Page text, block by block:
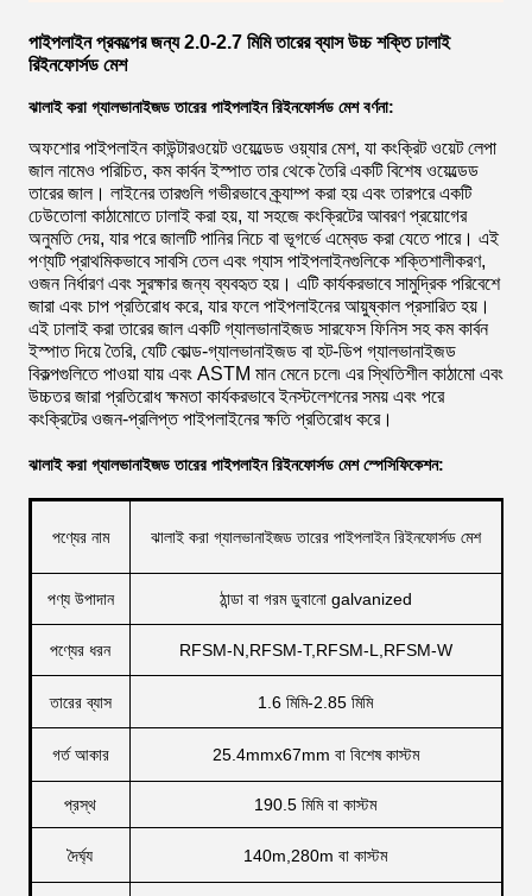
পাইপলাইন প্রকল্পের জন্য 2.0-2.7 মিমি তারের ব্যাস উচ্চ শক্তি ঢালাই
রিইনফোর্সড মেশ
ঝালাই করা গ্যালভানাইজড তারের পাইপলাইন রিইনফোর্সড মেশ বর্ণনা:
অফশোর পাইপলাইন কাউন্টারওয়েট ওয়েল্ডেড ওয়্যার মেশ, যা কংক্রিট ওয়েট লেপা
জাল নামেও পরিচিত, কম কার্বন ইস্পাত তার থেকে তৈরি একটি বিশেষ ওয়েল্ডেড
তারের জাল। লাইনের তারগুলি গভীরভাবে ক্র্যাম্প করা হয় এবং তারপরে একটি
ঢেউতোলা কাঠামোতে ঢালাই করা হয়, যা সহজে কংক্রিটের আবরণ প্রয়োগের
অনুমতি দেয়, যার পরে জালটি পানির নিচে বা ভূগর্ভে এম্বেড করা যেতে পারে। এই
পণ্যটি প্রাথমিকভাবে সাবসি তেল এবং গ্যাস পাইপলাইনগুলিকে শক্তিশালীকরণ,
ওজন নির্ধারণ এবং সুরক্ষার জন্য ব্যবহৃত হয়। এটি কার্যকরভাবে সামুদ্রিক পরিবেশে
জারা এবং চাপ প্রতিরোধ করে, যার ফলে পাইপলাইনের আয়ুষ্কাল প্রসারিত হয়।
এই ঢালাই করা তারের জাল একটি গ্যালভানাইজড সারফেস ফিনিস সহ কম কার্বন
ইস্পাত দিয়ে তৈরি, যেটি কোল্ড-গ্যালভানাইজড বা হট-ডিপ গ্যালভানাইজড
বিকল্পগুলিতে পাওয়া যায় এবং ASTM মান মেনে চলে৷ এর স্থিতিশীল কাঠামো এবং
উচ্চতর জারা প্রতিরোধ ক্ষমতা কার্যকরভাবে ইনস্টলেশনের সময় এবং পরে
কংক্রিটের ওজন-প্রলিপ্ত পাইপলাইনের ক্ষতি প্রতিরোধ করে।
ঝালাই করা গ্যালভানাইজড তারের পাইপলাইন রিইনফোর্সড মেশ স্পেসিফিকেশন:
পণ্যের নাম ঝালাই করা গ্যালভানাইজড তারের পাইপলাইন রিইনফোর্সড মেশ
পণ্য উপাদান ঠান্ডা বা গরম ডুবানো galvanized
পণ্যের ধরন RFSM-N,RFSM-T,RFSM-L,RFSM-W
তারের ব্যাস 1.6 মিমি-2.85 মিমি
গর্ত আকার 25.4mmx67mm বা বিশেষ কাস্টম
প্রস্থ 190.5 মিমি বা কাস্টম
দৈর্ঘ্য 140m,280m বা কাস্টম